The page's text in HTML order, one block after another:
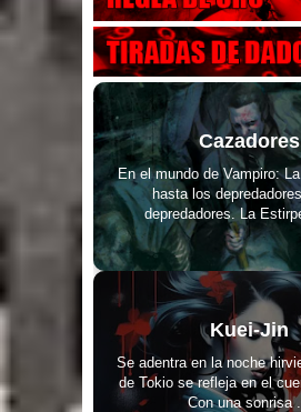
Cazadores
En el mundo de Vampiro:
hasta los
depredadores. La
Kuei-Jin
Se adentra en la noche
de Tokio se refleja en el
Con una sonrisa ...